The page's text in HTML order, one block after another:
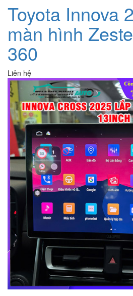
Toyota Innova
màn hình
360
Liên hệ